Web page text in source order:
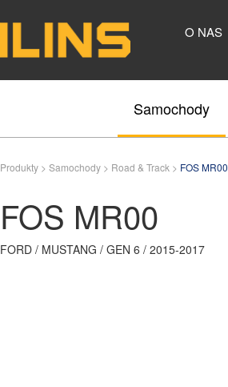
O NAS
Samochody
Produkty > Samochody > Road & Track > FOS MR00
FOS MR00
FORD / MUSTANG / GEN 6 / 2015-2017